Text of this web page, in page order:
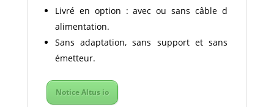
Livré en option : avec ou sans câble d
alimentation.
Sans adaptation, sans support et sans
émetteur.
Notice Altus io